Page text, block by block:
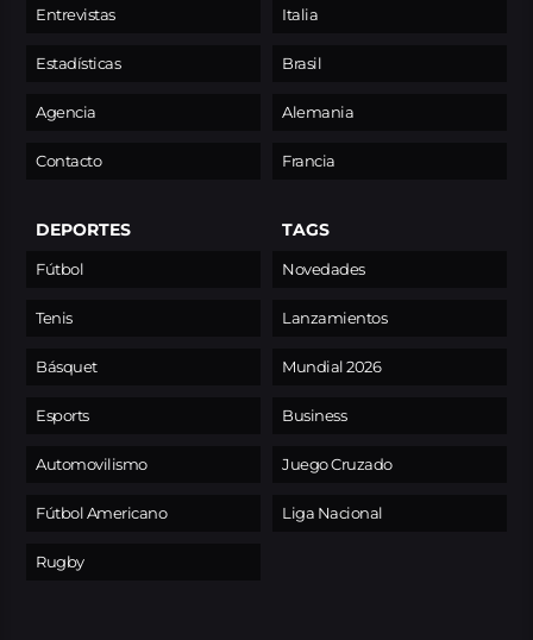
Entrevistas
Estadísticas
Agencia
Contacto
Italia
Brasil
Alemania
Francia
DEPORTES
Fútbol
Tenis
Básquet
Esports
Automovilismo
Fútbol Americano
Rugby
TAGS
Novedades
Lanzamientos
Mundial 2026
Business
Juego Cruzado
Liga Nacional